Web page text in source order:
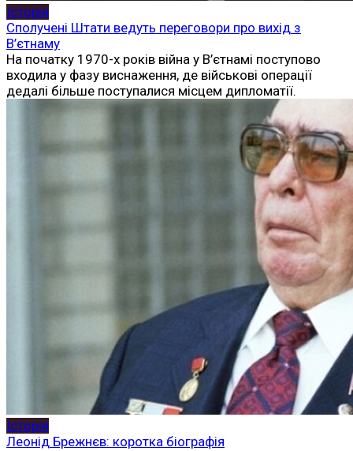
Історія
Сполучені Штати ведуть переговори про вихід з
В’єтнаму
На початку 1970-х років війна у В’єтнамі поступово
входила у фазу виснаження, де військові операції
дедалі більше поступалися місцем дипломатії.
Історія
Леонід Брежнєв: коротка біографія